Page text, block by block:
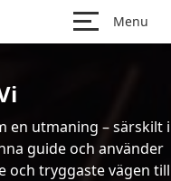
Menu
en utmaning – särskilt i
guide och använder
och tryggaste vägen till